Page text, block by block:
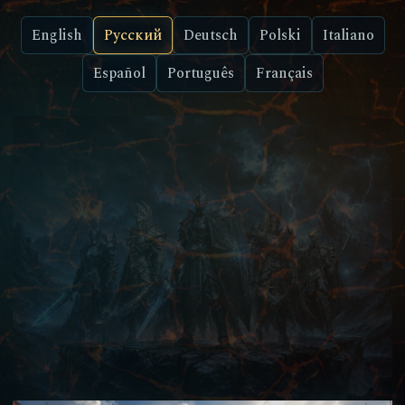
English Русский Deutsch Polski
Italiano
Español
Português Français